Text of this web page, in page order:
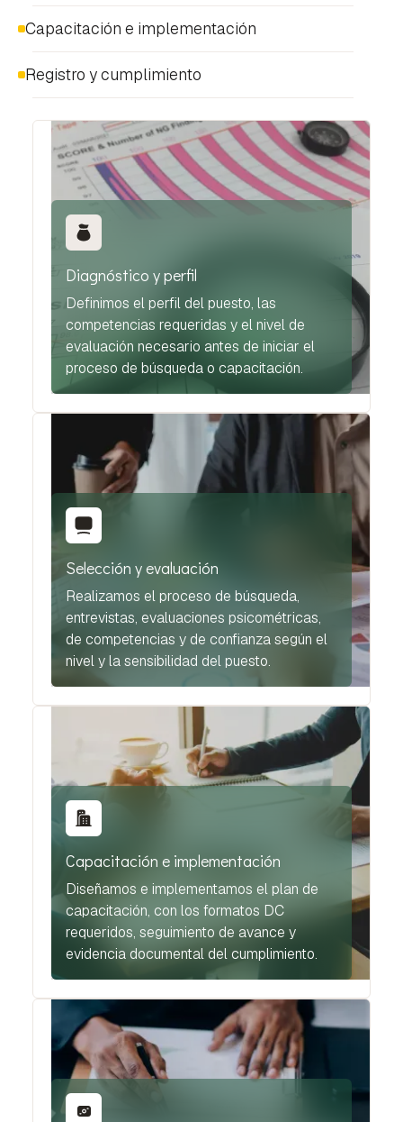
Capacitación e implementación
Registro y cumplimiento
Diagnóstico y perfil
Definimos el perfil del puesto, las
competencias requeridas y el nivel de
evaluación necesario antes de iniciar el
proceso de búsqueda o capacitación.
Selección y evaluación
Realizamos el proceso de búsqueda,
entrevistas, evaluaciones psicométricas,
de competencias y de confianza según el
nivel y la sensibilidad del puesto.
Capacitación e implementación
Diseñamos e implementamos el plan de
capacitación, con los formatos DC
requeridos, seguimiento de avance y
evidencia documental del cumplimiento.